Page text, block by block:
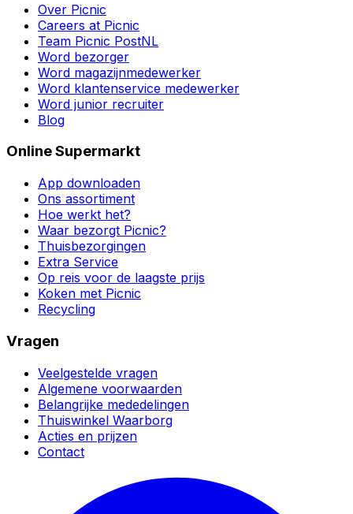
Over Picnic
Careers at Picnic
Team Picnic PostNL
Word bezorger
Word magazijnmedewerker
Word klantenservice medewerker
Word junior recruiter
Blog
Online Supermarkt
App downloaden
Ons assortiment
Hoe werkt het?
Waar bezorgt Picnic?
Thuisbezorgingen
Extra Service
Op reis voor de laagste prijs
Koken met Picnic
Recycling
Vragen
Veelgestelde vragen
Algemene voorwaarden
Belangrijke mededelingen
Thuiswinkel Waarborg
Acties en prijzen
Contact